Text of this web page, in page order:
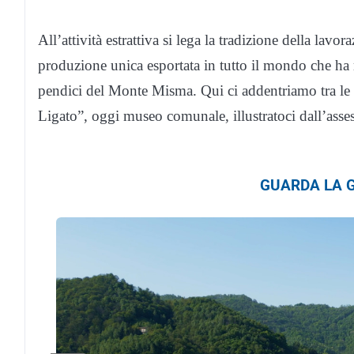
All’attività estrattiva si lega la tradizione della
produzione unica esportata in tutto il mondo che ha
pendici del Monte Misma. Qui ci addentriamo tra
Ligato”, oggi museo comunale, illustratoci
GUARDA LA